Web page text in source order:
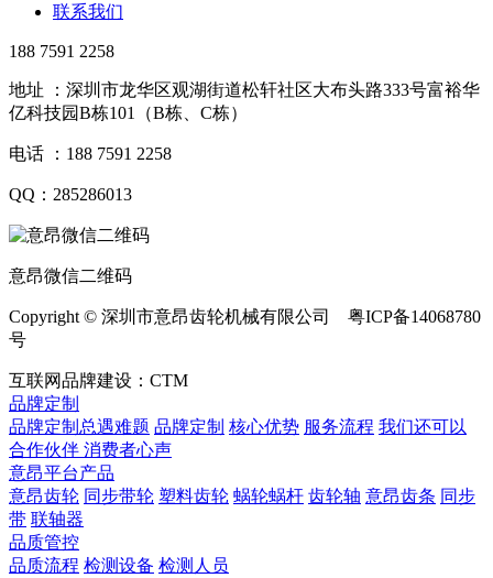
联系我们
188 7591 2258
地址 ：深圳市龙华区观湖街道松轩社区大布头路333号富裕华
亿科技园B栋101（B栋、C栋）
电话 ：188 7591 2258
QQ：285286013
意昂微信二维码
Copyright © 深圳市意昂齿轮机械有限公司 粤ICP备14068780
号
互联网品牌建设：CTM
品牌定制
品牌定制总遇难题 品牌定制 核心优势 服务流程 我们还可以
合作伙伴 ​ 消费者心声
意昂平台产品
意昂齿轮 同步带轮 塑料齿轮 蜗轮蜗杆 齿轮轴 意昂齿条 同步
带 联轴器
品质管控
品质流程 检测设备 检测人员